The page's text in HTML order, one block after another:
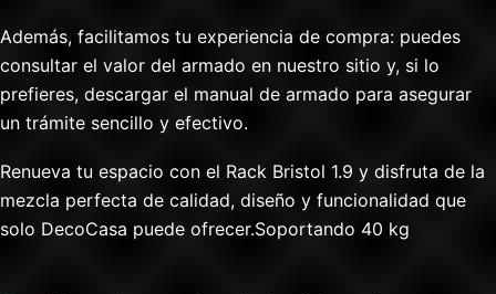
Además, facilitamos tu experiencia de compra: puedes
consultar el valor del armado en nuestro sitio y, si lo
prefieres, descargar el manual de armado para asegurar
un trámite sencillo y efectivo.
Renueva tu espacio con el Rack Bristol 1.9 y disfruta de la
mezcla perfecta de calidad, diseño y funcionalidad que
solo DecoCasa puede ofrecer.Soportando 40 kg